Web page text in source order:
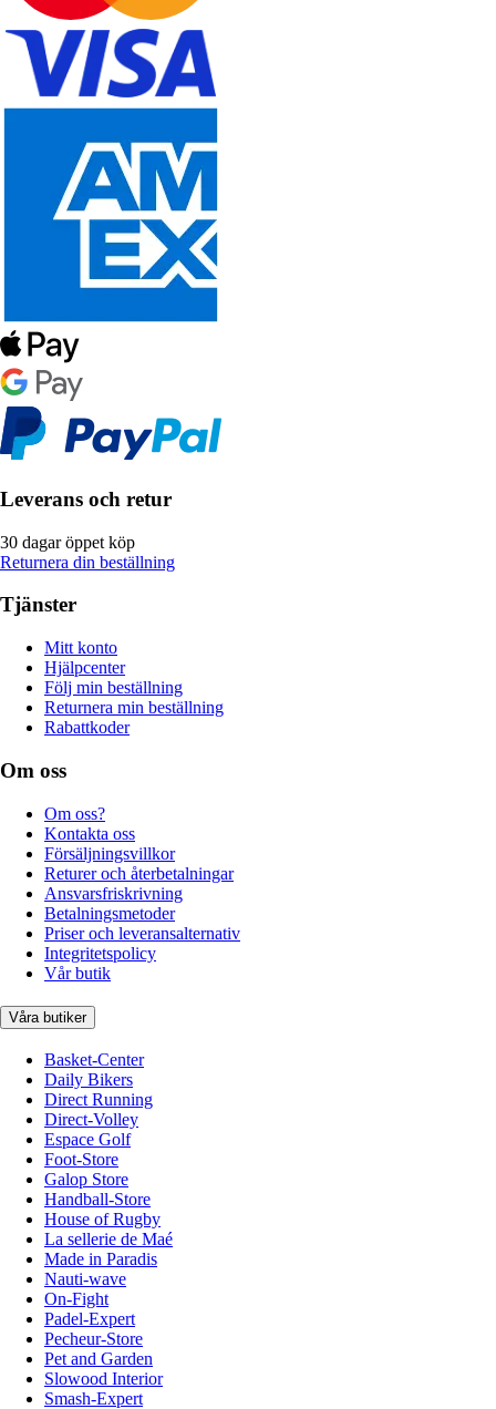
Leverans och retur
30 dagar öppet köp
Returnera din beställning
Tjänster
Mitt konto
Hjälpcenter
Följ min beställning
Returnera min beställning
Rabattkoder
Om oss
Om oss?
Kontakta oss
Försäljningsvillkor
Returer och återbetalningar
Ansvarsfriskrivning
Betalningsmetoder
Priser och leveransalternativ
Integritetspolicy
Vår butik
Våra butiker
Basket-Center
Daily Bikers
Direct Running
Direct-Volley
Espace Golf
Foot-Store
Galop Store
Handball-Store
House of Rugby
La sellerie de Maé
Made in Paradis
Nauti-wave
On-Fight
Padel-Expert
Pecheur-Store
Pet and Garden
Slowood Interior
Smash-Expert